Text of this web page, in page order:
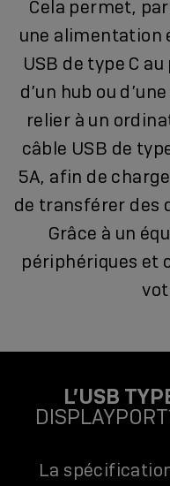
Cela permet,
une alimentation
USB de type C
d’un hub ou
relier à un
câble USB de
5A, afin de
de transférer des
Grâce à un
périphériques et
L’USB
La